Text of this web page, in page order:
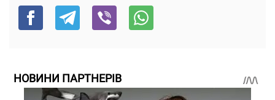
НОВИНИ ПАРТНЕРІВ